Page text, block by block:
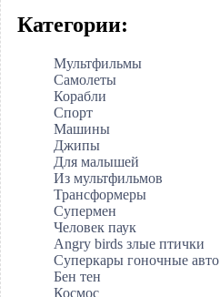
Категории:
Мультфильмы
Самолеты
Корабли
Спорт
Машины
Джипы
Для малышей
Из мультфильмов
Трансформеры
Супермен
Человек паук
Angry birds злые птички
Суперкары гоночные авто
Бен тен
Космос